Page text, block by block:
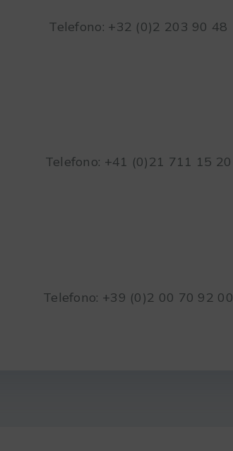
Telefono: +32 (0)2 203 90 48
Telefono: +41 (0)21 711 15 20
Telefono: +39 (0)2 00 70 92 00